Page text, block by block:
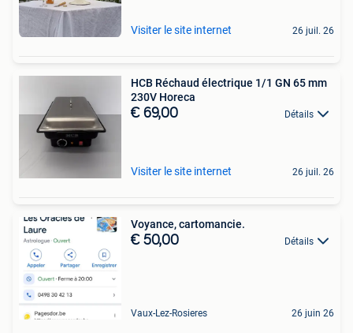
Visiter le site internet 26 juil. 26
HCB Réchaud électrique 1/1 GN 65 mm
230V Horeca
€ 69,00 Détails
Visiter le site internet 26 juil. 26
Voyance, cartomancie.
€ 50,00 Détails
Vaux-Lez-Rosieres 26 juin 26